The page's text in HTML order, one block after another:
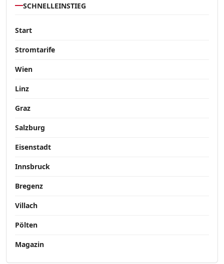
SCHNELLEINSTIEG
Start
Stromtarife
Wien
Linz
Graz
Salzburg
Eisenstadt
Innsbruck
Bregenz
Villach
Pölten
Magazin